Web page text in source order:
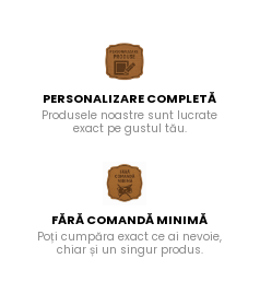
PERSONALIZARE COMPLETĂ
Produsele noastre sunt lucrate
exact pe gustul tău.
FĂRĂ COMANDĂ MINIMĂ
Poți cumpăra exact ce ai nevoie,
chiar și un singur produs.